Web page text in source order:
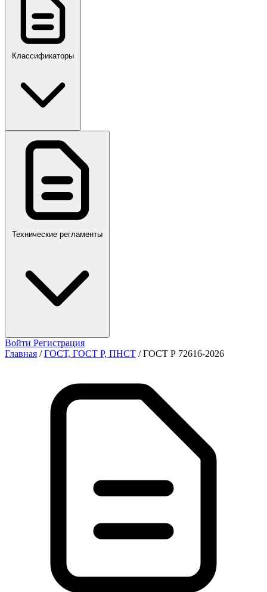
ПР,Р,ПМГ,РМГ
Классификаторы
Технические регламенты
Войти Регистрация
Главная / ГОСТ, ГОСТ Р, ПНСТ / ГОСТ Р 72616-2026